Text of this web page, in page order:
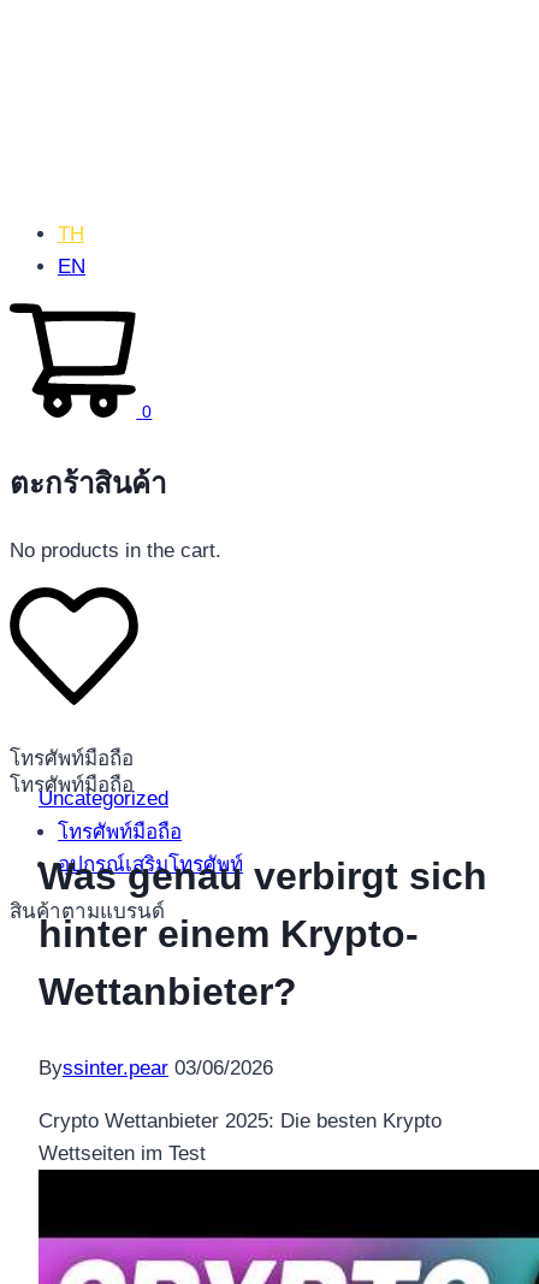
โทรศัพท์มือถือ
โทรศัพท์มือถือ
โทรศัพท์มือถือ
อุปกรณ์เสริมโทรศัพท์
สินค้าตามแบรนด์
TH
EN
0
ตะกร้าสินค้า
No products in the cart.
Uncategorized
Was genau verbirgt sich
hinter einem Krypto-
Wettanbieter?
Byssinter.pear 03/06/2026
Crypto Wettanbieter 2025: Die besten Krypto
Wettseiten im Test